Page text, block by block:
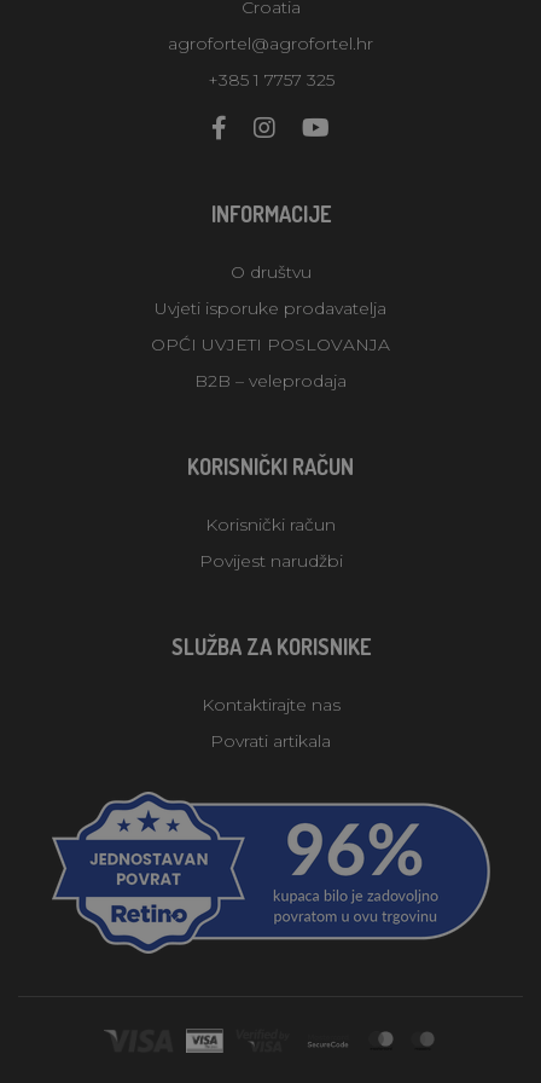
Croatia
agrofortel@agrofortel.hr
+385 1 7757 325
INFORMACIJE
O društvu
Uvjeti isporuke prodavatelja
OPĆI UVJETI POSLOVANJA
B2B – veleprodaja
KORISNIČKI RAČUN
Korisnički račun
Povijest narudžbi
SLUŽBA ZA KORISNIKE
Kontaktirajte nas
Povrati artikala